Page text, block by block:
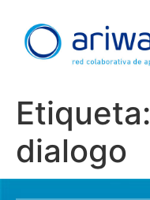
Etiqueta:
dialogo